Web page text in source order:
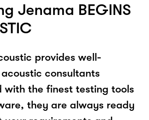
Jenama BEGINS
provides well-
consultants
with the finest testing tools
they are always ready